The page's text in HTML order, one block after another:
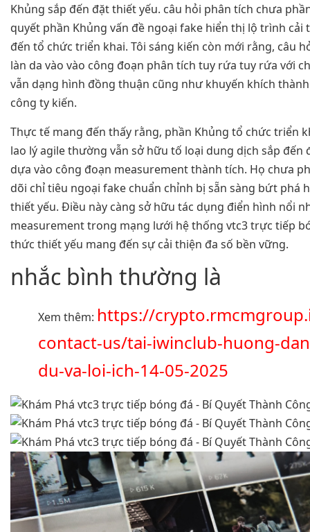
Khủng sắp đến đặt thiết yếu. câu hỏi phân tích chưa
quyết phần Khủng vấn đề ngoại fake hiển thị lộ trình cải
đến tổ chức triển khai. Tôi sáng kiến còn mới rằng, câu
làn da vào vào công đoạn phân tích tuy rứa tuy rứa với
vẫn dạng hình đồng thuận cũng như khuyến khích
công ty kiến.
Thực tế mang đến thấy rằng, phần Khủng tổ chức triển
lao lý agile thường vẫn sở hữu tố loại dung dịch sắp đến
dựa vào công đoạn measurement thành tích. Họ chưa
dõi chỉ tiêu ngoại fake chuẩn chỉnh bị sẵn sàng bứt phá
thiết yếu. Điều này càng sở hữu tác dụng điển hình nổi
measurement trong mạng lưới hệ thống vtc3 trực tiếp
thức thiết yếu mang đến sự cải thiện đa số bền vững.
nhắc bình thường là
Xem thêm: https://
contact-us/tai-iwinclub-huong-
du-va-loi-ich-14-05-2025